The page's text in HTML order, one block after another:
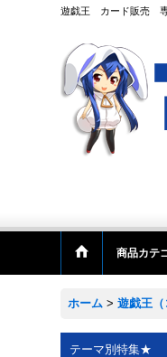
遊戯王 カード販売 専
商品カテ
ホーム > 遊戯王（
テーマ別特集★